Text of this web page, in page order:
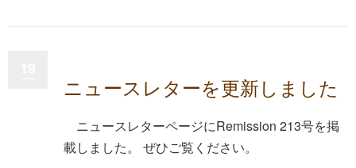
ニュースレターを更新しました
ニュースレターページにRemission 213号を掲
載しました。 ぜひご覧ください。